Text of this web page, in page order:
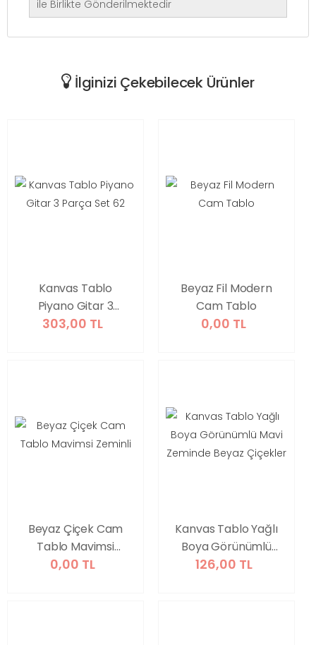
ile Birlikte Gönderilmektedir
İlginizi Çekebilecek Ürünler
Kanvas Tablo
Piyano Gitar 3
Parça Set 62
303,00 TL
Beyaz Fil Modern
Cam Tablo
0,00 TL
Beyaz Çiçek Cam
Tablo Mavimsi
Zeminli
0,00 TL
Kanvas Tablo Yağlı
Boya Görünümlü
Mavi Zeminde
126,00 TL